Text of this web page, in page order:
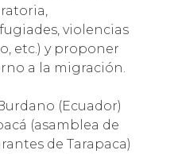
violencias
etc.) y proponer
a la migración.
(Ecuador)
(asamblea de
de Tarapaca)